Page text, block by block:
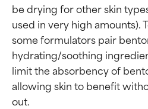
be drying for other skin
used in very high amounts).
some formulators pair
hydrating/soothing
limit the absorbency of
allowing skin to benefit
out.